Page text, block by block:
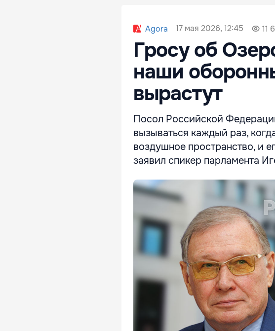
Agora 17 мая 2026, 12:45 11
Гросу об
наши
вырастут
Посол Российской
вызываться каждый раз,
воздушное пространство, и
заявил спикер парламента